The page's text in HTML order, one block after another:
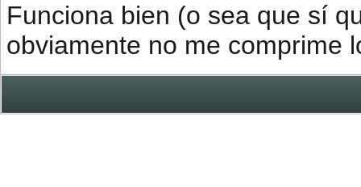
Funciona bien (o sea que sí
obviamente no me comprime